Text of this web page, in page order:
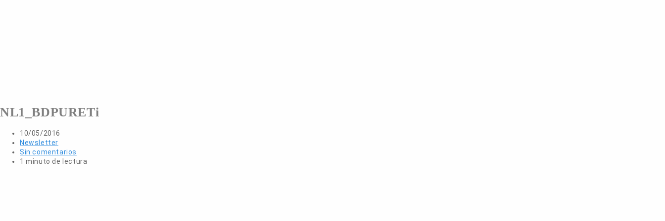
NL1_BDPURETi
10/05/2016
Newsletter
Sin comentarios
1 minuto de lectura